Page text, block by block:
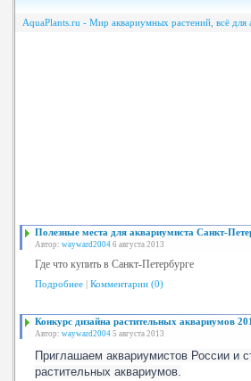
AquaPlants.ru - Мир аквариумных растений, всё для
Полезные места для аквариумиста Санкт-
Автор: wayward2004 6 августа 2013
Где что купить в Санкт-Петербурге
Подробнее | Комментарии (0)
Конкурс дизайна растительных аквариумов
Автор: wayward2004 5 августа 2013
Приглашаем аквариумистов России и
растительных аквариумов.